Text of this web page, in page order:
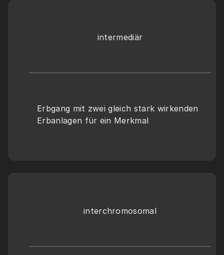
intermediär
Erbgang mit zwei gleich stark wirkenden
Erbanlagen für ein Merkmal
interchromosomal